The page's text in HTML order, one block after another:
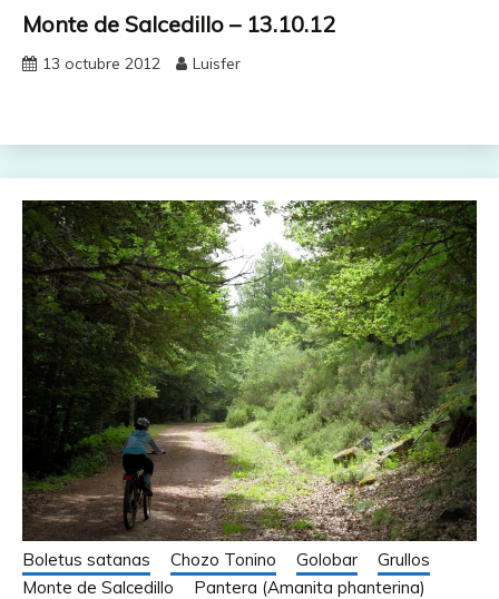
Monte de Salcedillo – 13.10.12
13 octubre 2012 Luisfer
Boletus satanas Chozo Tonino Golobar
Grullos
Monte de Salcedillo
Pantera (Amanita phanterina)